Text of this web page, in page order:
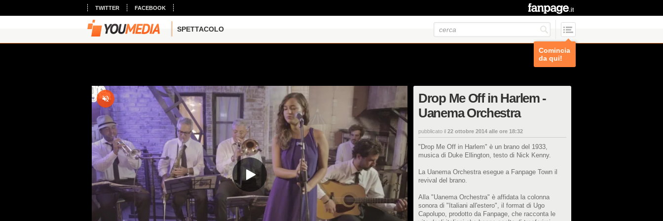
TWITTER FACEBOOK
SPETTACOLO
Comincia
da qui!
Drop Me Off in Harlem -
Uanema Orchestra
pubblicato il 22 ottobre 2014 alle ore 18:32
"Drop Me Off in Harlem" è un brano del 1933,
musica di Duke Ellington, testo di Nick Kenny.
La Uanema Orchestra esegue a Fanpage Town il
revival del brano.
Alla "Uanema Orchestra" è affidata la colonna
sonora di "Italiani all'estero", il format di Ugo
Capolupo, prodotto da Fanpage, che racconta le